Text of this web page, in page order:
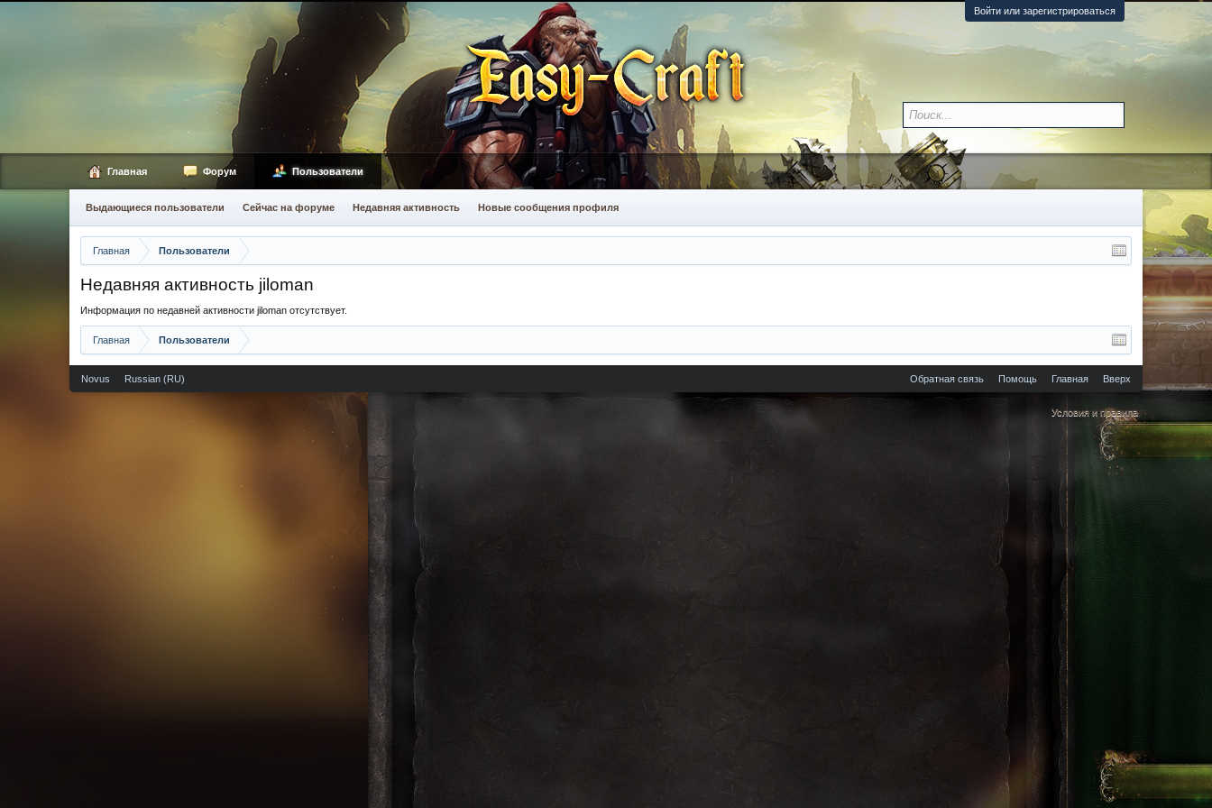
Войти или зарегистрироваться
Главная Пользователи
Недавняя активность jiloman
Информация по недавней активности jiloman отсутствует.
Главная Пользователи
Главная Форум Пользователи
Выдающиеся пользователи Сейчас на форуме Недавняя активность Новые сообщения профиля
Novus Russian (RU) Обратная связь Помощь Главная Вверх
Условия и правила